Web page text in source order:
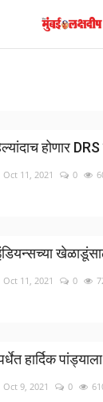
होणार DRS
Oct 11, 2021 0
इंडियन्सच्या
Oct 11, 2021 0
हार्दिक पांड्याला
Oct 9, 2021 0